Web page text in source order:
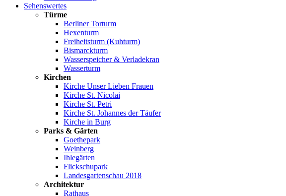
Sehenswertes
Türme
Berliner Torturm
Hexenturm
Freiheitsturm (Kuhturm)
Bismarckturm
Wasserspeicher & Verladekran
Wasserturm
Kirchen
Kirche Unser Lieben Frauen
Kirche St. Nicolai
Kirche St. Petri
Kirche St. Johannes der Täufer
Kirche in Burg
Parks & Gärten
Goethepark
Weinberg
Ihlegärten
Flickschupark
Landesgartenschau 2018
Architektur
Rathaus